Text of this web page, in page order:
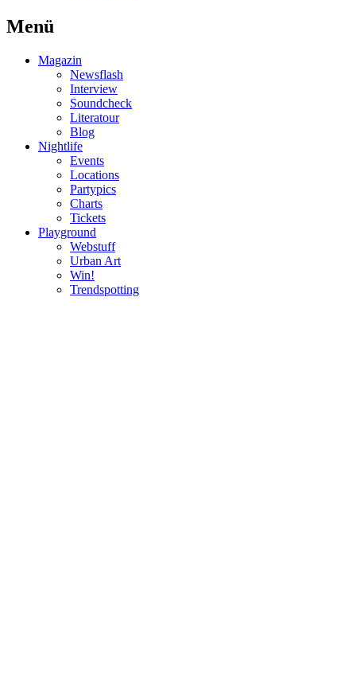
Menü
Magazin
Newsflash
Interview
Soundcheck
Literatour
Blog
Nightlife
Events
Locations
Partypics
Charts
Tickets
Playground
Webstuff
Urban Art
Win!
Trendspotting